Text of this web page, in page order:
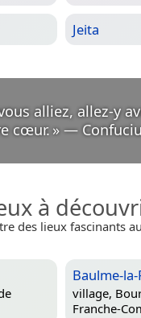
Jeita
alliez, allez-y
cœur. » —
à
des lieux fascinants
Baulme-
village,
Franche-